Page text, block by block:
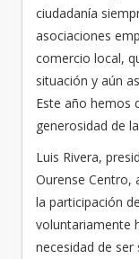
ciudadanía
asociaciones
comercio local,
situación y aún
Este año hemos
generosidad de
Luis Rivera,
Ourense Centro,
la participación
voluntariamente
necesidad de